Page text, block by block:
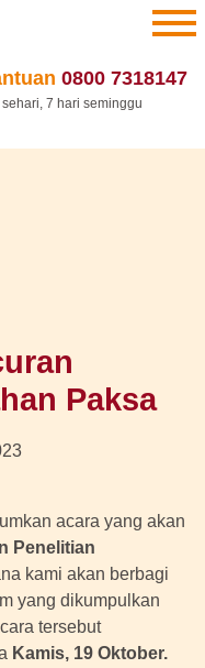
0800 7318147
7 hari seminggu
Paksa
acara yang akan
Penelitian
kami akan berbagi
yang dikumpulkan
tersebut
Kamis, 19 Oktober.